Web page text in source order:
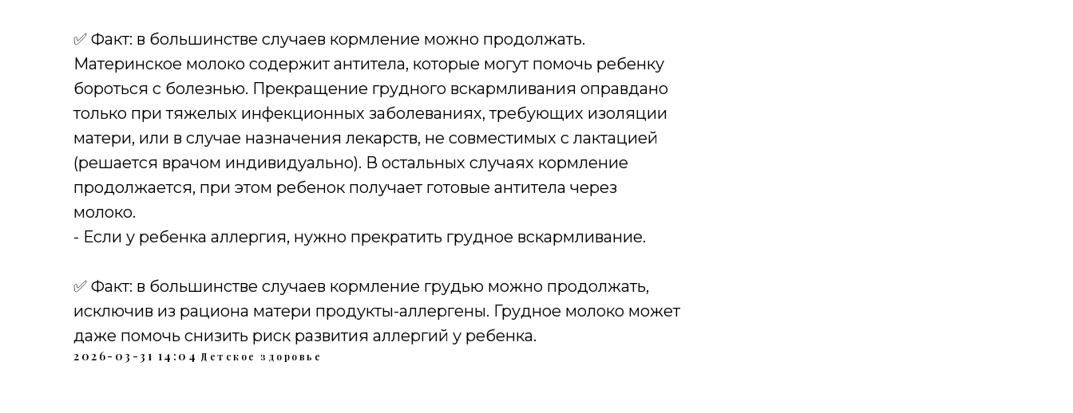
✅ Факт: в большинстве случаев кормление можно продолжать.
Материнское молоко содержит антитела, которые могут помочь ребенку
бороться с болезнью. Прекращение грудного вскармливания оправдано
только при тяжелых инфекционных заболеваниях, требующих изоляции
матери, или в случае назначения лекарств, не совместимых с лактацией
(решается врачом индивидуально). В остальных случаях кормление
продолжается, при этом ребенок получает готовые антитела через
молоко.
- Если у ребенка аллергия, нужно прекратить грудное вскармливание.
✅ Факт: в большинстве случаев кормление грудью можно продолжать,
исключив из рациона матери продукты-аллергены. Грудное молоко может
даже помочь снизить риск развития аллергий у ребенка.
2026-03-31 14:04 Детское здоровье